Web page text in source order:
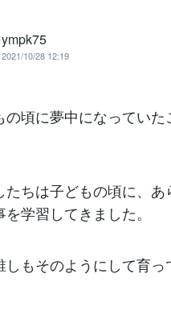
ympk75
2021/10/28 12:19
の頃に夢中になってい
たちは子どもの頃に、
を学習してきました。
しもそのようにして育